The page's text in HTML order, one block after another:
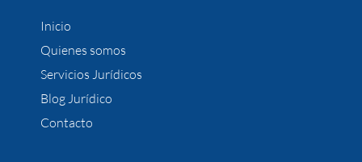
Inicio
Quienes somos
Servicios Jurídicos
Blog Jurídico
Contacto